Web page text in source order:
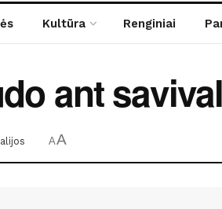
Kultūra Renginiai
ant
AA